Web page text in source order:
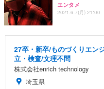
エンタメ
2021.6.7(月) 21:00
27卒・新卒/ものづくりエン
立・検査/文理不問
株式会社enrich technology
埼玉県